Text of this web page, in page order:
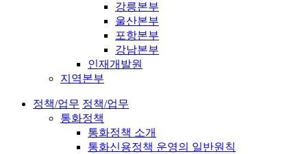
강릉본부
울산본부
포항본부
강남본부
인재개발원
지역본부
정책/업무 정책/업무
통화정책
통화정책 소개
통화신용정책 운영의 일반원칙